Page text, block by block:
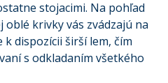
stojacimi. Na pohľad
krivky vás zvádzajú na
dispozícii širší lem, čím
s odkladaním všetkého